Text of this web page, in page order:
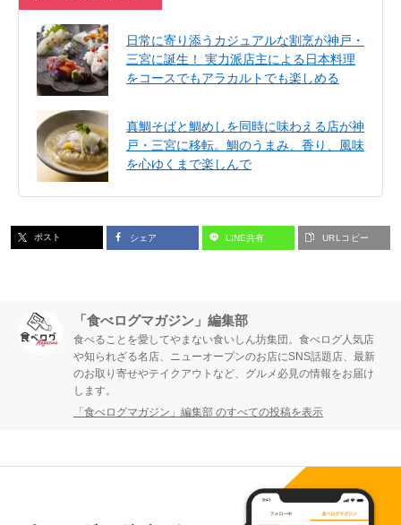
日常に寄り添うカジュアルな割烹が神戸・
三宮に誕生！ 実力派店主による日本料理
をコースでもアラカルトでも楽しめる
真鯛そばと鯛めしを同時に味わえる店が神
戸・三宮に移転。鯛のうまみ、香り、風味
を心ゆくまで楽しんで
ポスト シェア LINE共有 URLコピー
「食べログマガジン」編集部
食べることを愛してやまない食いしん坊集団。食べログ人気店
や知られざる名店、ニューオープンのお店にSNS話題店、最新
のお取り寄せやテイクアウトなど、グルメ必見の情報をお届け
します。
「食べログマガジン」編集部 のすべての投稿を表示